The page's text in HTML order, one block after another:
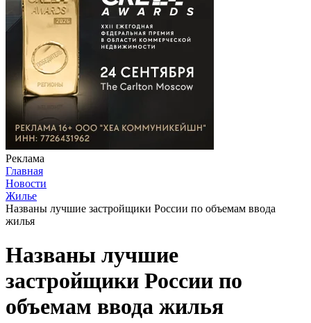
Реклама
Главная
Новости
Жилье
Названы лучшие застройщики России по объемам ввода
жилья
Названы лучшие
застройщики России по
объемам ввода жилья